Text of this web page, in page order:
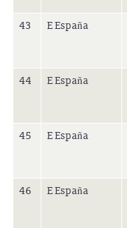
43 E España
44 E España
45 E España
46 E España